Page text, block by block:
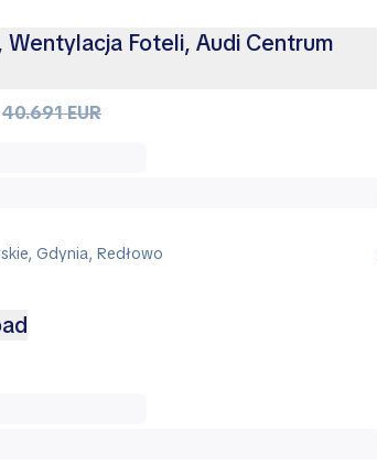
Wentylacja Foteli, Audi Centrum
40.691 EUR
Gdynia, Redłowo